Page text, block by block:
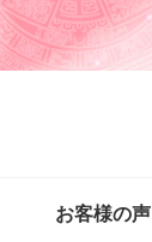
お客様の声